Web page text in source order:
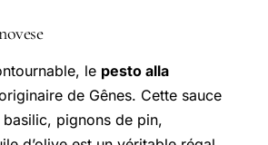
le pesto alla
de Gênes. Cette sauce
pignons de pin,